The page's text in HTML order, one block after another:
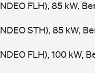
FLH), 85 kW,
STH), 85 kW,
FLH), 100 kW,